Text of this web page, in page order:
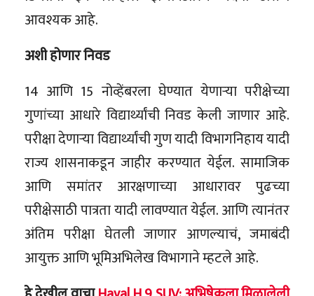
आवश्यक आहे.
अशी होणार निवड
14 आणि 15 नोव्हेंबरला घेण्यात येणाऱ्या परीक्षेच्या
गुणांच्या आधारे विद्यार्थ्यांची निवड केली जाणार आहे.
परीक्षा देणाऱ्या विद्यार्थ्यांची गुण यादी विभागनिहाय यादी
राज्य शासनाकडून जाहीर करण्यात येईल. सामाजिक
आणि समांतर आरक्षणाच्या आधारावर पुढच्या
परीक्षेसाठी पात्रता यादी लावण्यात येईल. आणि त्यानंतर
अंतिम परीक्षा घेतली जाणार आणल्याचं, जमाबंदी
आयुक्त आणि भूमिअभिलेख विभागाने म्हटले आहे.